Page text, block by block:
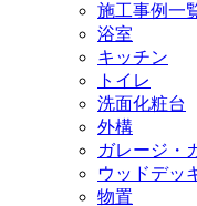
施工事例一
浴室
キッチン
トイレ
洗面化粧台
外構
ガレージ・
ウッドデッ
物置